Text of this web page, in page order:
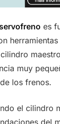
es
muy
los frenos.
el cilindro
del